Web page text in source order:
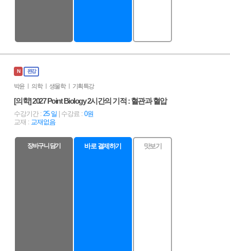
N 완강
박윤 ㅣ 의학 ㅣ 생물학 ㅣ 기획특강
[의학] 2027 Point Biology 2시간의 기적 : 혈관과 혈압
수강기간 : 25 일 | 수강료 : 0원
교재 : 교재없음
장바구니 담기 바로 결제하기 맛보기